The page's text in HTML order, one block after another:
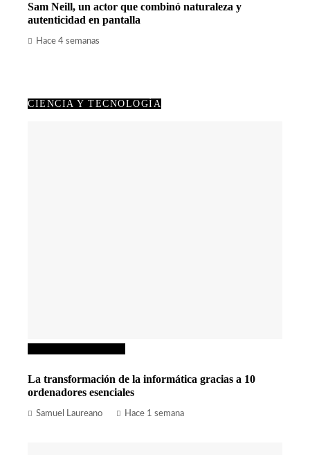
Sam Neill, un actor que combinó naturaleza y
autenticidad en pantalla
Hace 4 semanas
CIENCIA Y TECNOLOGÍA
La transformación de la informática gracias a 10
ordenadores esenciales
Samuel Laureano Hace 1 semana